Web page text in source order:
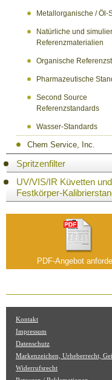
Metallorganische / Öl-
Natürliche und
Referenzmaterialien
Organische
Pharmazeutische
Second Source
Referenzstandards
Wasser-Standards
Chem Service, Inc.
Spritzenfilter
UV/VIS/IR Küvetten und
Festkörper-
PDF-Angebot
Kontakt
Impressum
Datenschutz
Markenzeichen, Urheberrecht,
Widerrufsrecht